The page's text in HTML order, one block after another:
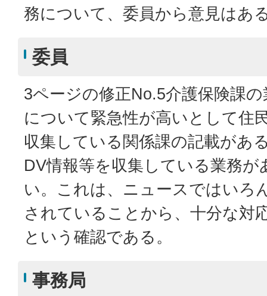
務について、委員から意見はあ
委員
3ページの修正No.5介護保険課
について緊急性が高いとして住
収集している関係課の記載があ
DV情報等を収集している業務が
い。これは、ニュースではいろ
されていることから、十分な対
という確認である。
事務局